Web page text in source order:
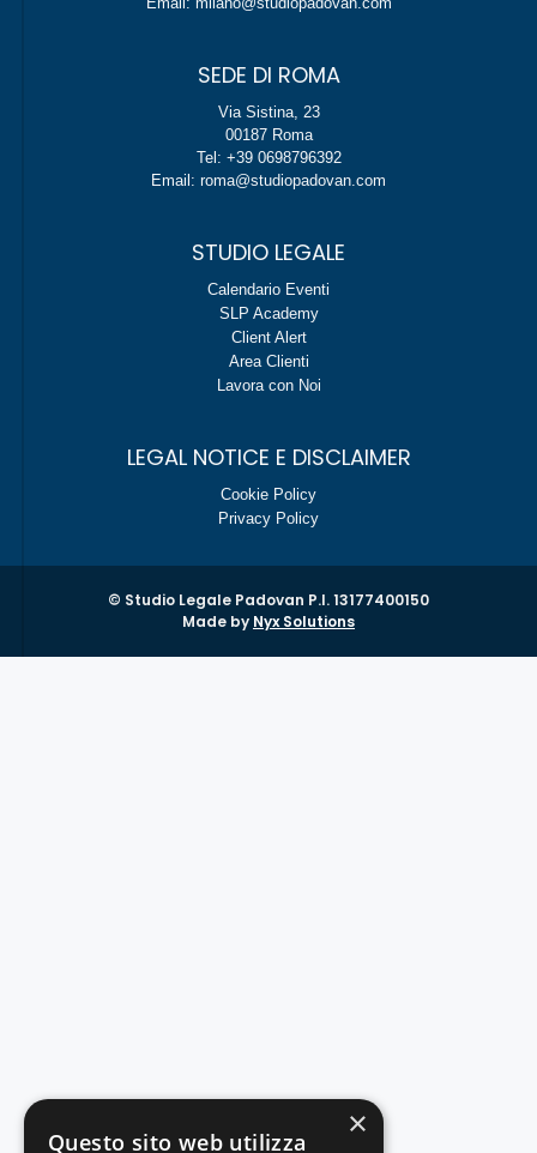
SEDE DI ROMA
Via Sistina, 23
00187 Roma
Tel: +39 0698796392
Email: roma@studiopadovan.com
STUDIO LEGALE
Calendario Eventi
SLP Academy
Client Alert
Area Clienti
Lavora con Noi
LEGAL NOTICE E DISCLAIMER
Cookie Policy
Privacy Policy
© Studio Legale Padovan P.I. 13177400150
Made by Nyx Solutions
×
Questo sito web utilizza